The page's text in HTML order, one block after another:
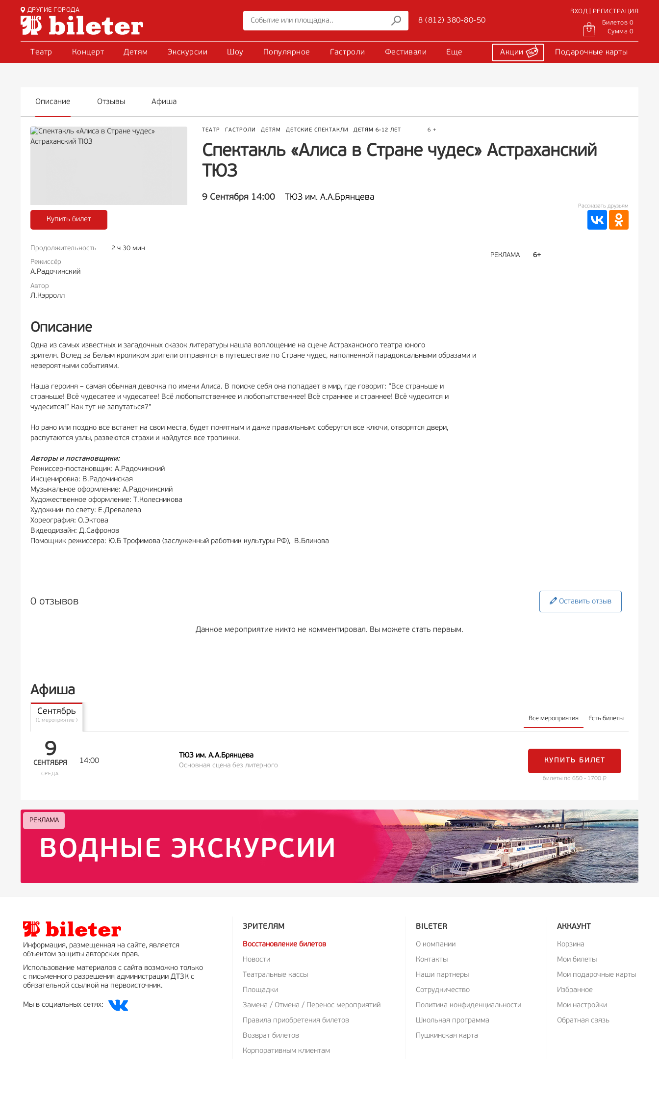
ДРУГИЕ ГОРОДА
8 (812) 380-80-50
ВХОД | РЕГИСТРАЦИЯ
Билетов 0
Сумма 0
Театр Концерт Детям Экскурсии Шоу Популярное Гастроли Фестивали Еще Акции Подарочные карты
Описание Отзывы Афиша
ТЕАТР ГАСТРОЛИ ДЕТЯМ ДЕТСКИЕ СПЕКТАКЛИ ДЕТЯМ 6-12 ЛЕТ 6 +
Спектакль «Алиса в Стране чудес» Астраханский
ТЮЗ
9 Сентября 14:00 ТЮЗ им. А.А.Брянцева
Купить билет
Рассказать друзьям
Продолжительность
2 ч 30 мин
Режиссёр
А.Радочинский
Автор
Л.Кэрролл
Описание
Одна из самых известных и загадочных сказок литературы нашла воплощение на сцене Астраханского театра юного
зрителя. Вслед за Белым кроликом зрители отправятся в путешествие по Стране чудес, наполненной парадоксальными образами и
невероятными событиями.
Наша героиня – самая обычная девочка по имени Алиса. В поиске себя она попадает в мир, где говорит: “Все страньше и
страньше! Всё чудесатее и чудесатее! Всё любопытственнее и любопытственнее! Всё страннее и страннее! Всё чудесится и
чудесится!” Как тут не запутаться?”
Но рано или поздно все встанет на свои места, будет понятным и даже правильным: соберутся все ключи, отворятся двери,
распутаются узлы, развеются страхи и найдутся все тропинки.
Авторы и постановщики:
Режиссер-постановщик: А.Радочинский
Инсценировка: В.Радочинская
Музыкальное оформление: А.Радочинский
Художественное оформление: Т.Колесникова
Художник по свету: Е.Древалева
Хореография: О.Эктова
Видеодизайн: Д.Сафронов
Помощник режиссера: Ю.Б Трофимова (заслуженный работник культуры РФ), В.Блинова
РЕКЛАМА 6+
0 отзывов Оставить отзыв
Данное мероприятие никто не комментировал. Вы можете стать первым.
Афиша
Все мероприятия Есть билеты
Сентябрь
(1 мероприятие )
9
СЕНТЯБРЯ
СРЕДА
14:00
ТЮЗ им. А.А.Брянцева
Основная сцена без литерного
КУПИТЬ БИЛЕТ
билеты по 650 - 1700
РЕКЛАМА
РЕКЛАМА
РЕКЛАМА
РЕКЛАМА
РЕКЛАМА
РЕКЛАМА
Информация, размещенная на сайте, является
объектом защиты авторских прав.
Использование материалов с сайта возможно только
с письменного разрешения администрации ДТЗК с
обязательной ссылкой на первоисточник.
Мы в социальных сетях:
ЗРИТЕЛЯМ
Восстановление билетов
Новости
Театральные кассы
Площадки
Замена / Отмена / Перенос мероприятий
Правила приобретения билетов
Возврат билетов
Корпоративным клиентам
BILETER
О компании
Контакты
Наши партнеры
Сотрудничество
Политика конфиденциальности
Школьная программа
Пушкинская карта
АККАУНТ
Корзина
Мои билеты
Мои подарочные карты
Избранное
Мои настройки
Обратная связь